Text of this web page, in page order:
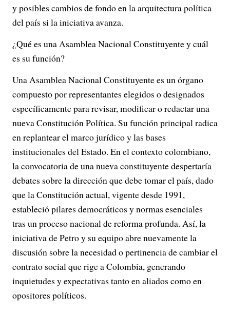
y posibles cambios de fondo en la arquitectura política
del país si la iniciativa avanza.
¿Qué es una Asamblea Nacional Constituyente y cuál
es su función?
Una Asamblea Nacional Constituyente es un órgano
compuesto por representantes elegidos o designados
específicamente para revisar, modificar o redactar una
nueva Constitución Política. Su función principal radica
en replantear el marco jurídico y las bases
institucionales del Estado. En el contexto colombiano,
la convocatoria de una nueva constituyente despertaría
debates sobre la dirección que debe tomar el país, dado
que la Constitución actual, vigente desde 1991,
estableció pilares democráticos y normas esenciales
tras un proceso nacional de reforma profunda. Así, la
iniciativa de Petro y su equipo abre nuevamente la
discusión sobre la necesidad o pertinencia de cambiar el
contrato social que rige a Colombia, generando
inquietudes y expectativas tanto en aliados como en
opositores políticos.